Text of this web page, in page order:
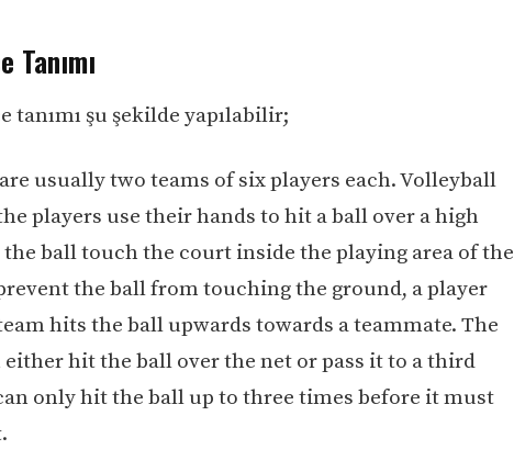
şu şekilde yapılabilir;
usually two teams of six players each. Volleyball
players use their hands to hit a ball over a high
ball touch the court inside the playing area of the
the ball from touching the ground, a player
hits the ball upwards towards a teammate. The
hit the ball over the net or pass it to a third
only hit the ball up to three times before it must